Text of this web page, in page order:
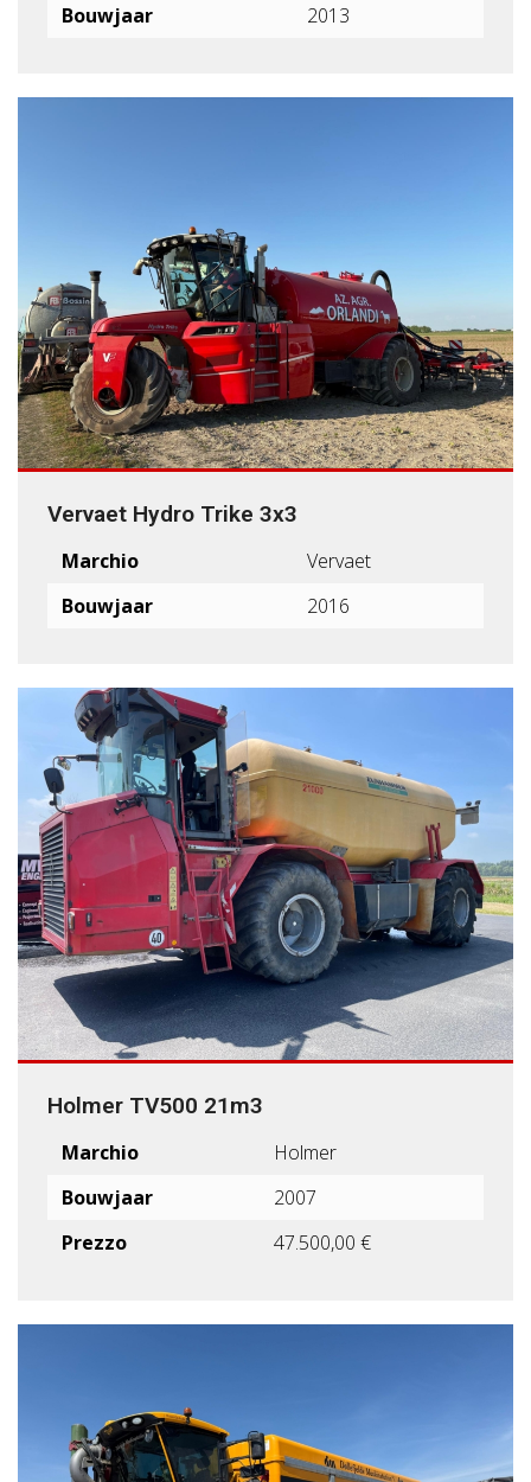
Bouwjaar
2013
Vervaet Hydro Trike 3x3
Marchio
Vervaet
Bouwjaar
2016
Holmer TV500 21m3
Marchio
Holmer
Bouwjaar
2007
Prezzo
47.500,00 €